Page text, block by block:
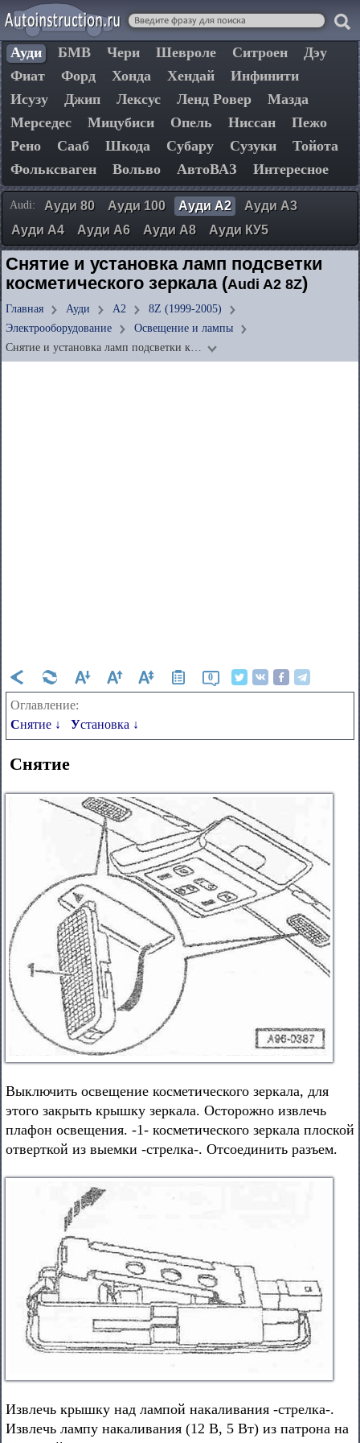
Ауди БМВ Чери Шевроле Ситроен
Дэу
Фиат
Форд Хонда Хендай
Инфинити
Исузу
Джип Лексус Ленд Ровер
Мазда
Мерседес
Мицубиси Опель Ниссан
Пежо
Рено
Сааб Шкода Субару Сузуки
Тойота
Фольксваген
Вольво АвтоВАЗ Интересное
Audi: Ауди 80 Ауди 100 Ауди А2
Ауди А3
Ауди А4
Ауди А6 Ауди А8 Ауди КУ5
Снятие и установка ламп подсветки
косметического зеркала (Audi A2 8Z)
Главная Ауди А2
8Z (1999-2005)
Электрооборудование
Освещение и лампы
Снятие и установка ламп подсветки к…
0
Оглавление:
Снятие ↓
Установка ↓
Снятие
Выключить освещение косметического зеркала, для
этого закрыть крышку зеркала. Осторожно извлечь
плафон освещения. -1- косметического зеркала плоской
отверткой из выемки -стрелка-. Отсоединить разъем.
Извлечь крышку над лампой накаливания -стрелка-.
Извлечь лампу накаливания (12 В, 5 Вт) из патрона на